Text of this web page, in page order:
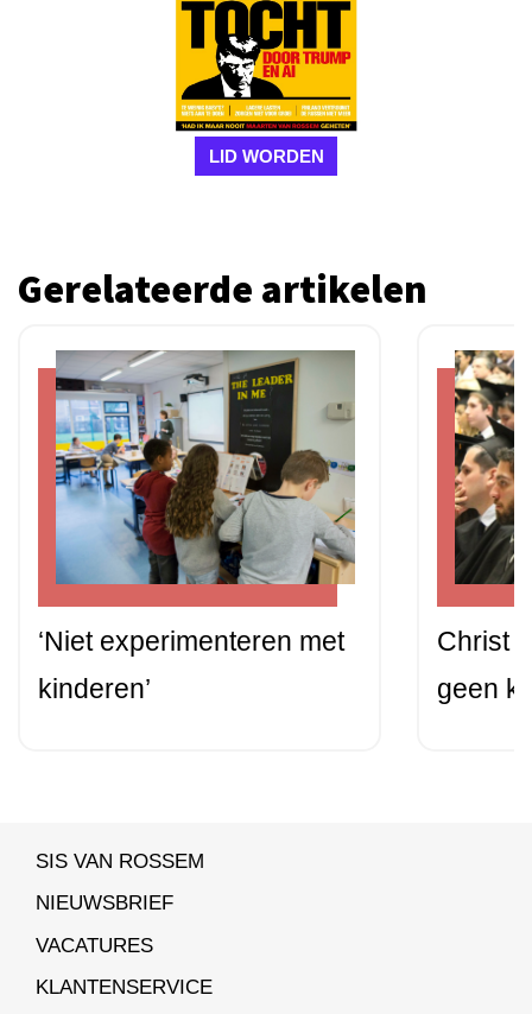
LID WORDEN
Gerelateerde artikelen
‘Niet experimenteren met
kinderen’
Christ
geen
SIS VAN ROSSEM
NIEUWSBRIEF
VACATURES
KLANTENSERVICE